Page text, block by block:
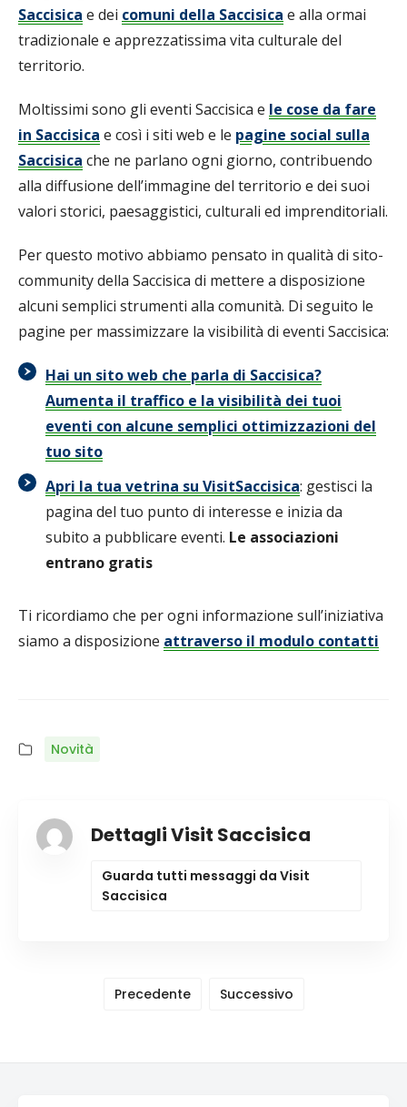
Saccisica e dei comuni della Saccisica e alla ormai
tradizionale e apprezzatissima vita culturale del
territorio.
Moltissimi sono gli eventi Saccisica e le cose da fare
in Saccisica e così i siti web e le pagine social sulla
Saccisica che ne parlano ogni giorno, contribuendo
alla diffusione dell’immagine del territorio e dei suoi
valori storici, paesaggistici, culturali ed imprenditoriali.
Per questo motivo abbiamo pensato in qualità di sito-
community della Saccisica di mettere a disposizione
alcuni semplici strumenti alla comunità. Di seguito le
pagine per massimizzare la visibilità di eventi Saccisica:
Hai un sito web che parla di Saccisica?
Aumenta il traffico e la visibilità dei tuoi
eventi con alcune semplici ottimizzazioni del
tuo sito
Apri la tua vetrina su VisitSaccisica: gestisci la
pagina del tuo punto di interesse e inizia da
subito a pubblicare eventi. Le associazioni
entrano gratis
Ti ricordiamo che per ogni informazione sull’iniziativa
siamo a disposizione attraverso il modulo contatti
Novità
Dettagli Visit Saccisica
Guarda tutti messaggi da Visit
Saccisica
Precedente Successivo